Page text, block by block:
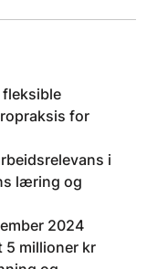
fleksible
for
i
læring og
2024
5 millioner kr